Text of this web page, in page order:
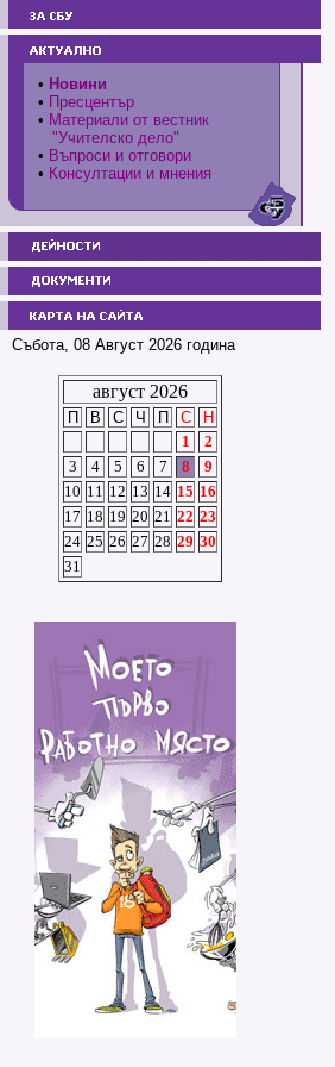
• Новини
• Пресцентър
• Материали от вестник
"Учителско дело"
• Въпроси и отговори
• Консултации и мнения
Събота, 08 Август 2026 година
август 2026
П В С Ч П С
Н
1
2
3
4 5 6 7 8
9
10 11 12 13 14 15 16
17 18 19 20 21 22 23
24 25 26 27 28 29 30
31